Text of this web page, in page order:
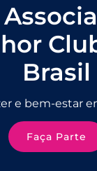
Brasil
e bem-estar
Faça Parte